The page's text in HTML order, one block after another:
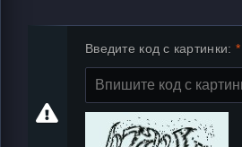
Введите код с картинки: